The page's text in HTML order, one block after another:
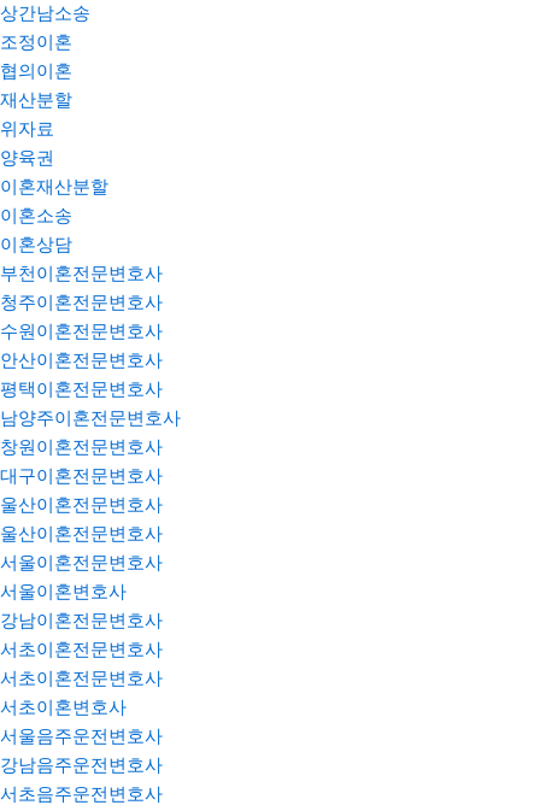
상간남소송
조정이혼
협의이혼
재산분할
위자료
양육권
이혼재산분할
이혼소송
이혼상담
부천이혼전문변호사
청주이혼전문변호사
수원이혼전문변호사
안산이혼전문변호사
평택이혼전문변호사
남양주이혼전문변호사
창원이혼전문변호사
대구이혼전문변호사
울산이혼전문변호사
울산이혼전문변호사
서울이혼전문변호사
서울이혼변호사
강남이혼전문변호사
서초이혼전문변호사
서초이혼전문변호사
서초이혼변호사
서울음주운전변호사
강남음주운전변호사
서초음주운전변호사